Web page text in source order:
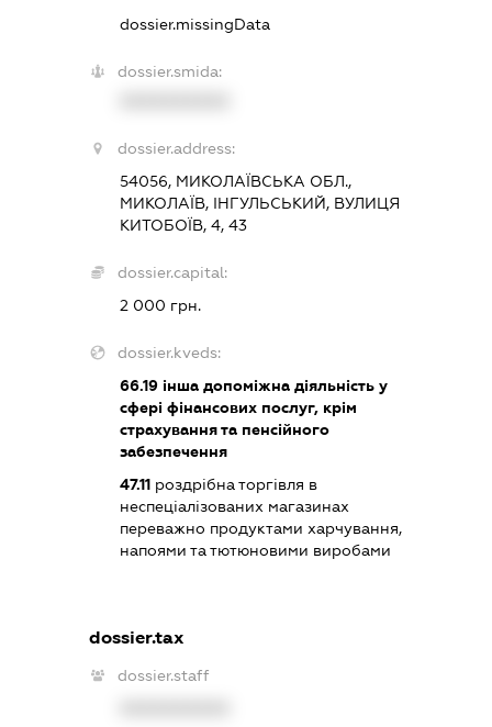
dossier.missingData
dossier.smida:
dossier.address:
54056, МИКОЛАЇВСЬКА ОБЛ.,
МИКОЛАЇВ, ІНГУЛЬСЬКИЙ, ВУЛИЦЯ
КИТОБОЇВ, 4, 43
dossier.capital:
2 000 грн.
dossier.kveds:
66.19інша допоміжна діяльність у
сфері фінансових послуг, крім
страхування та пенсійного
забезпечення
47.11роздрібна торгівля в
неспеціалізованих магазинах
переважно продуктами харчування,
напоями та тютюновими виробами
dossier.tax
dossier.staff